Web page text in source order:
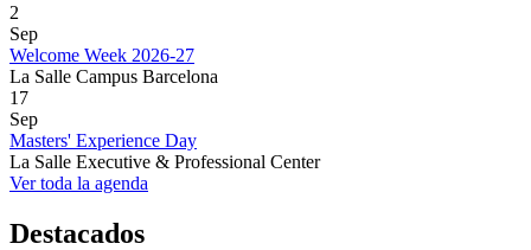
2
Sep
Welcome Week 2026-27
La Salle Campus Barcelona
17
Sep
Masters' Experience Day
La Salle Executive & Professional Center
Ver toda la agenda
Destacados